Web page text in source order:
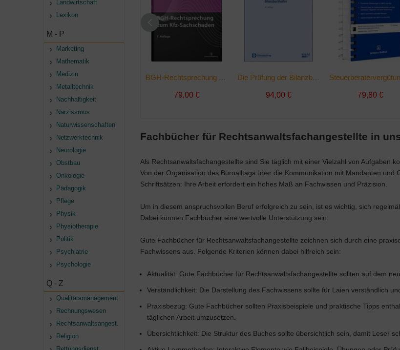
Landwirtschaft
Lexikon
M - P
Marketing
Mathematik
Medizin
Metalltechnik
Nachhaltigkeit
Narzissmus
Naturwissenschaften
Netzwerktechnik
Neurologie
Obstbau
Onkologie
Pädagogik
Pflege
Physik
Physiotherapie
Politik
Psychiatrie
Psychologie
Q - Z
Qualitätsmanagement
Rechnungswesen
Rechtsanwaltsangest.
Religion
79,00 € 94,00 € 79,80 €
Fachbücher für Rechtsanwaltsfachangestellte in
Als Rechtsanwaltsfachangestellte sind Sie täglich mit einer Vielzahl von Aufgaben
Von der Organisation des Büroalltags über die Kommunikation mit Mandanten und
Schriftsätzen: Ihre Arbeit erfordert ein hohes Maß an Fachwissen und Präzision.
Um in diesem anspruchsvollen Beruf erfolgreich zu sein, ist es wichtig, sich
Dabei können Fachbücher eine wertvolle Unterstützung sein.
Gute Fachbücher für Rechtsanwaltsfachangestellte zeichnen sich durch eine
Fachwissens aus. Folgende Kriterien können dabei hilfreich sein:
Aktualität: Gute Fachbücher für Rechtsanwaltsfachangestellte sollten auf dem
Verständlichkeit: Die Darstellung des Fachwissens sollte für Laien verständlich
Praxisbezug: Gute Fachbücher sollten Praxisbeispiele und praktische Tipps
täglichen Arbeit umzusetzen.
Übersichtlichkeit: Die Struktur des Buches sollte übersichtlich sein, damit Leser